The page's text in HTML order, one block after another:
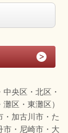
央区・北区・
区・東灘区）
・加古川市・た
市・尼崎市・大